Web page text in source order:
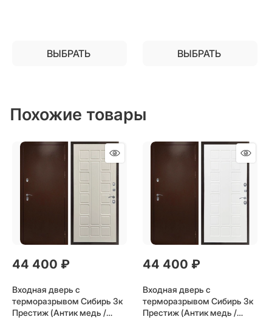
ВЫБРАТЬ ВЫБРАТЬ
Похожие товары
44 400 ₽
Входная дверь с
терморазрывом Сибирь 3к
Престиж (Антик медь /
44 400 ₽
Входная дверь с
терморазрывом Сибирь 3к
Престиж (Антик медь /